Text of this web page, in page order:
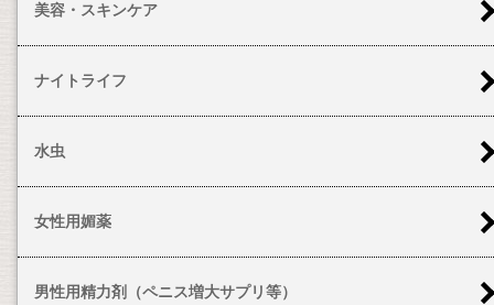
美容・スキンケア
ナイトライフ
水虫
女性用媚薬
男性用精力剤（ペニス増大サプリ等）